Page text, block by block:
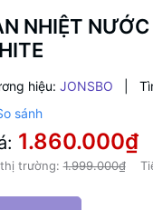
NHIỆT
hiệu: JONSBO
1.860.000₫
thị trường:1.999.000₫